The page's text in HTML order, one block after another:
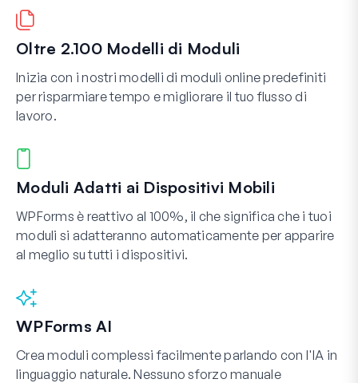
Oltre 2.100 Modelli di Moduli
Inizia con i nostri modelli di moduli online predefiniti
per risparmiare tempo e migliorare il tuo flusso di
lavoro.
Moduli Adatti ai Dispositivi Mobili
WPForms è reattivo al 100%, il che significa che i tuoi
moduli si adatteranno automaticamente per apparire
al meglio su tutti i dispositivi.
WPForms AI
Crea moduli complessi facilmente parlando con l'IA in
linguaggio naturale. Nessuno sforzo manuale